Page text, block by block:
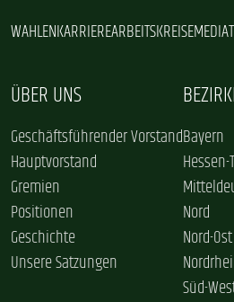
WAHLENKARRIEREARBEITSKREISE
ÜBER UNS
Geschäftsführender Vorstand
Hauptvorstand
Gremien
Positionen
Geschichte
Unsere Satzungen
Bayern
Nord
Nord-Ost
Süd-